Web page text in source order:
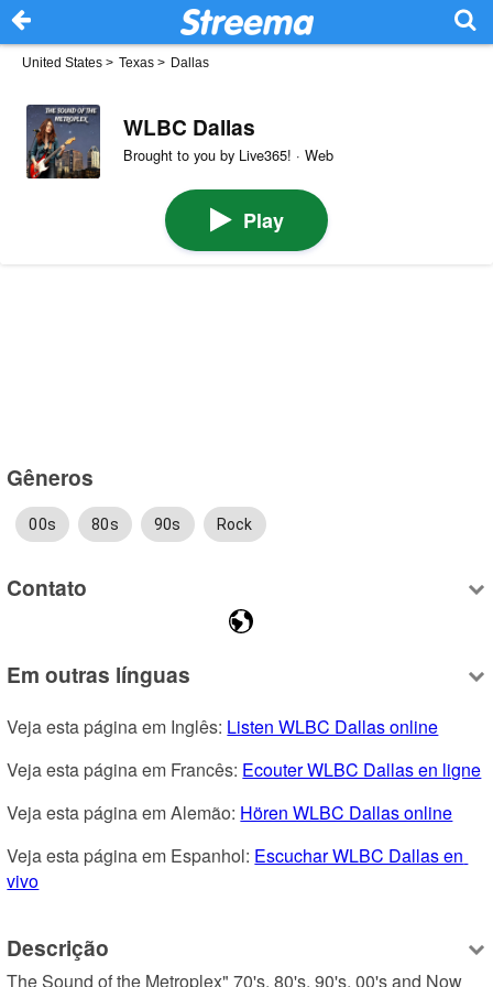
United States > Texas > Dallas
WLBC Dallas
Brought to you by Live365! · Web
Play
Gêneros
00s 80s 90s Rock
Contato
Em outras línguas
Veja esta página em Inglês: Listen WLBC Dallas online
Veja esta página em Francês: Ecouter WLBC Dallas en ligne
Veja esta página em Alemão: Hören WLBC Dallas online
Veja esta página em Espanhol: Escuchar WLBC Dallas en
vivo
Descrição
The Sound of the Metroplex" 70's, 80's, 90's, 00's and Now